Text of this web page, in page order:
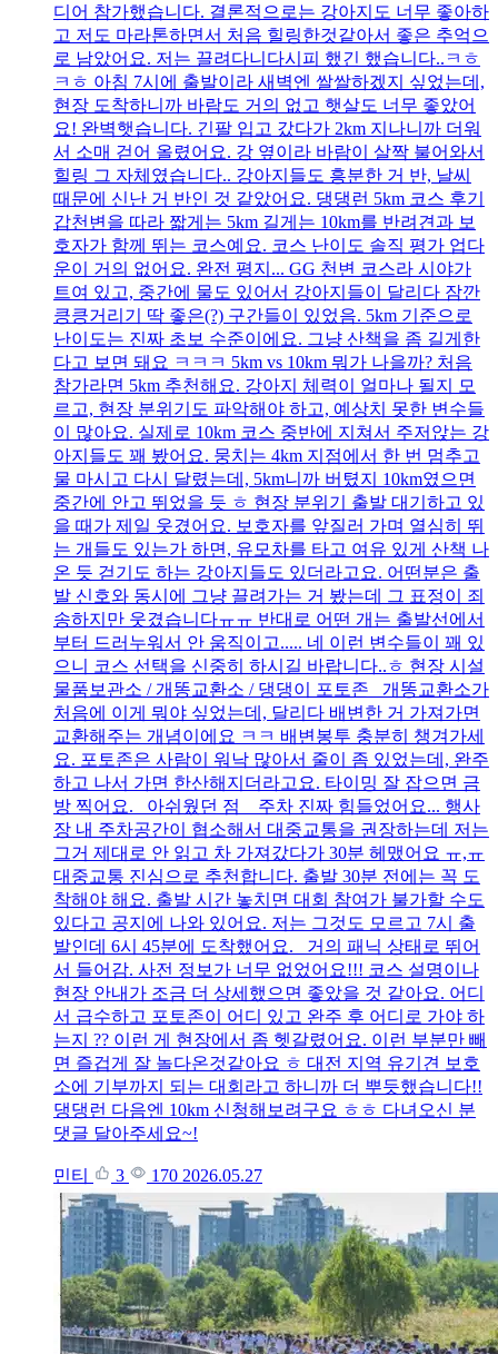
디어 참가했습니다. 결론적으로는 강아지도 너무 좋아하
고 저도 마라톤하면서 처음 힐링한것같아서 좋은 추억으
로 남았어요. 저는 끌려다니다시피 했긴 했습니다..ㅋㅎ
ㅋㅎ 아침 7시에 출발이라 새벽엔 쌀쌀하겠지 싶었는데,
현장 도착하니까 바람도 거의 없고 햇살도 너무 좋았어
요! 완벽햇습니다. 긴팔 입고 갔다가 2km 지나니까 더워
서 소매 걷어 올렸어요. 강 옆이라 바람이 살짝 불어와서
힐링 그 자체였습니다.. 강아지들도 흥분한 거 반, 날씨
때문에 신난 거 반인 것 같았어요. 댕댕런 5km 코스 후기
갑천변을 따라 짧게는 5km 길게는 10km를 반려견과 보
호자가 함께 뛰는 코스예요. 코스 난이도 솔직 평가 업다
운이 거의 없어요. 완전 평지... GG 천변 코스라 시야가
트여 있고, 중간에 물도 있어서 강아지들이 달리다 잠깐
킁킁거리기 딱 좋은(?) 구간들이 있었음. 5km 기준으로
난이도는 진짜 초보 수준이에요. 그냥 산책을 좀 길게한
다고 보면 돼요 ㅋㅋㅋ 5km vs 10km 뭐가 나을까? 처음
참가라면 5km 추천해요. 강아지 체력이 얼마나 될지 모
르고, 현장 분위기도 파악해야 하고, 예상치 못한 변수들
이 많아요. 실제로 10km 코스 중반에 지쳐서 주저앉는 강
아지들도 꽤 봤어요. 뭉치는 4km 지점에서 한 번 멈추고
물 마시고 다시 달렸는데, 5km니까 버텼지 10km였으면
중간에 안고 뛰었을 듯 ㅎ 현장 분위기 출발 대기하고 있
을 때가 제일 웃겼어요. 보호자를 앞질러 가며 열심히 뛰
는 개들도 있는가 하면, 유모차를 타고 여유 있게 산책 나
온 듯 걷기도 하는 강아지들도 있더라고요. 어떤분은 출
발 신호와 동시에 그냥 끌려가는 거 봤는데 그 표정이 죄
송하지만 웃겼습니다ㅠㅠ 반대로 어떤 개는 출발선에서
부터 드러누워서 안 움직이고..... 네 이런 변수들이 꽤 있
으니 코스 선택을 신중히 하시길 바랍니다..ㅎ 현장 시설
물품보관소 / 개똥교환소 / 댕댕이 포토존 개똥교환소가
처음에 이게 뭐야 싶었는데, 달리다 배변한 거 가져가면
교환해주는 개념이에요 ㅋㅋ 배변봉투 충분히 챙겨가세
요. 포토존은 사람이 워낙 많아서 줄이 좀 있었는데, 완주
하고 나서 가면 한산해지더라고요. 타이밍 잘 잡으면 금
방 찍어요. 아쉬웠던 점 주차 진짜 힘들었어요... 행사
장 내 주차공간이 협소해서 대중교통을 권장하는데 저는
그거 제대로 안 읽고 차 가져갔다가 30분 헤맸어요 ㅠ,ㅠ
대중교통 진심으로 추천합니다. 출발 30분 전에는 꼭 도
착해야 해요. 출발 시간 놓치면 대회 참여가 불가할 수도
있다고 공지에 나와 있어요. 저는 그것도 모르고 7시 출
발인데 6시 45분에 도착했어요. 거의 패닉 상태로 뛰어
서 들어감. 사전 정보가 너무 없었어요!!! 코스 설명이나
현장 안내가 조금 더 상세했으면 좋았을 것 같아요. 어디
서 급수하고 포토존이 어디 있고 완주 후 어디로 가야 하
는지 ?? 이런 게 현장에서 좀 헷갈렸어요. 이런 부분만 빼
면 즐겁게 잘 놀다온것같아요 ㅎ 대전 지역 유기견 보호
소에 기부까지 되는 대회라고 하니까 더 뿌듯했습니다!!
댕댕런 다음엔 10km 신청해보려구요 ㅎㅎ 다녀오신 분
댓글 달아주세요~!
민티 3 170 2026.05.27